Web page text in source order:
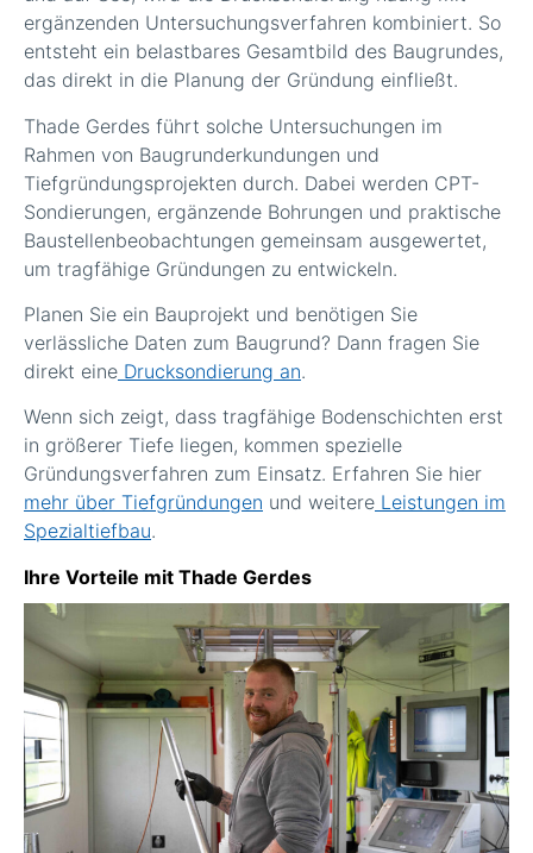
ergänzenden Untersuchungsverfahren kombiniert. So
entsteht ein belastbares Gesamtbild des Baugrundes,
das direkt in die Planung der Gründung einfließt.
Thade Gerdes führt solche Untersuchungen im
Rahmen von Baugrunderkundungen und
Tiefgründungsprojekten durch. Dabei werden CPT-
Sondierungen, ergänzende Bohrungen und praktische
Baustellenbeobachtungen gemeinsam ausgewertet,
um tragfähige Gründungen zu entwickeln.
Planen Sie ein Bauprojekt und benötigen Sie
verlässliche Daten zum Baugrund? Dann fragen Sie
direkt eine Drucksondierung an.
Wenn sich zeigt, dass tragfähige Bodenschichten erst
in größerer Tiefe liegen, kommen spezielle
Gründungsverfahren zum Einsatz. Erfahren Sie hier
mehr über Tiefgründungen und weitere Leistungen im
Spezialtiefbau.
Ihre Vorteile mit Thade Gerdes